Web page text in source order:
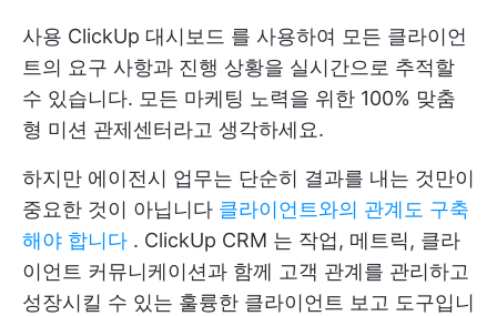
사용 ClickUp 대시보드 를 사용하여 모든 클라이언
트의 요구 사항과 진행 상황을 실시간으로 추적할
수 있습니다. 모든 마케팅 노력을 위한 100% 맞춤
형 미션 관제센터라고 생각하세요.
하지만 에이전시 업무는 단순히 결과를 내는 것만이
중요한 것이 아닙니다 클라이언트와의 관계도 구축
해야 합니다 . ClickUp CRM 는 작업, 메트릭, 클라
이언트 커뮤니케이션과 함께 고객 관계를 관리하고
성장시킬 수 있는 훌륭한 클라이언트 보고 도구입니